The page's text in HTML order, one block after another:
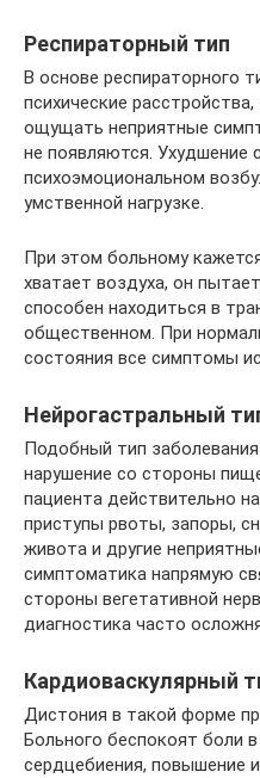
Респираторный тип
В основе респираторного
психические
ощущать неприятные
не появляются. Ухудшение
психоэмоциональном
умственной нагрузке.
При этом больному
хватает воздуха, он
способен находиться в
общественном. При
состояния все симптомы
Нейрогастральный
Подобный тип
нарушение со стороны
пациента действительно
приступы рвоты, запоры,
живота и другие
симптоматика напрямую
стороны вегетативной
диагностика часто
Кардиоваскулярный
Дистония в такой форме
Больного беспокоят боли
сердцебиения, повышение